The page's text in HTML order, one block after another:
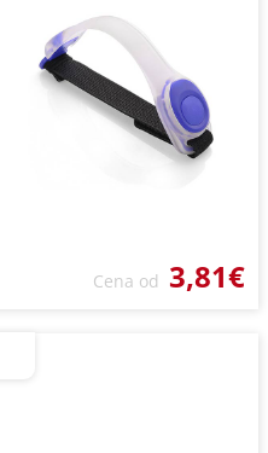
Cena od 3,81€